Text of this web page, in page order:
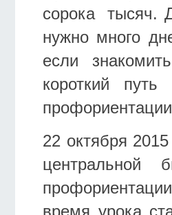
сорока тысяч.
нужно много
если
короткий
22 октября
центральной
время урока